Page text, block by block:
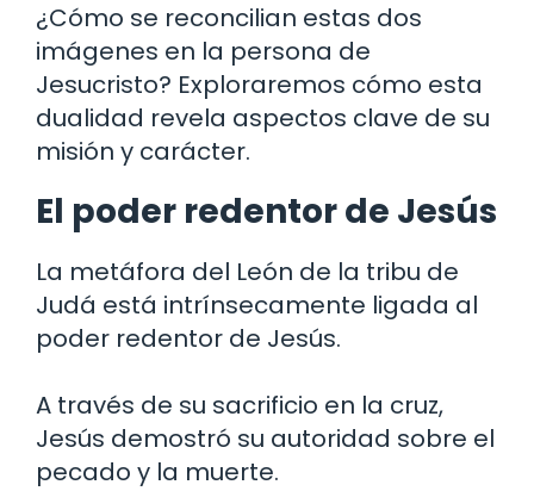
¿Cómo se reconcilian estas dos
imágenes en la persona de
Jesucristo? Exploraremos cómo esta
dualidad revela aspectos clave de su
misión y carácter.
El poder redentor de Jesús
La metáfora del León de la tribu de
Judá está intrínsecamente ligada al
poder redentor de Jesús.
A través de su sacrificio en la cruz,
Jesús demostró su autoridad sobre el
pecado y la muerte.